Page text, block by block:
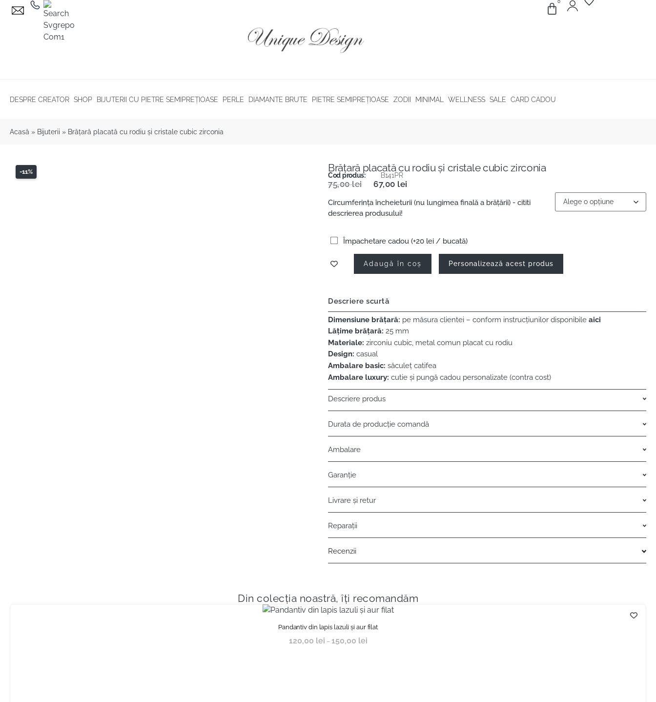
0
DESPRE CREATOR SHOP BIJUTERII CU PIETRE SEMIPREȚIOASE PERLE DIAMANTE BRUTE PIETRE SEMIPREȚIOASE ZODII MINIMAL WELLNESS SALE CARD CADOU
Acasă » Bijuterii » Brăţară placată cu rodiu și cristale cubic zirconia
-11% Brăţară placată cu rodiu și cristale cubic zirconia
Cod produs: B141PR
75,00lei 67,00 lei
Circumferinţa încheieturii (nu lungimea finală a brățării) - cititi
descrierea produsului!
Împachetare cadou (+20 lei / bucată)
Adaugă în coș Personalizează acest produs
Descriere scurtă
Dimensiune brățară: pe măsura clientei – conform instrucțiunilor disponibile aici
Lățime brățară: 25 mm
Materiale: zirconiu cubic, metal comun placat cu rodiu
Design: casual
Ambalare basic: săculeț catifea
Ambalare luxury: cutie și pungă cadou personalizate (contra cost)
Descriere produs
Durata de producție comandă
Ambalare
Garanție
Livrare și retur
Reparații
Recenzii
Din colecția noastră, îți recomandăm
Pandantiv din lapis lazuli și aur filat
120,00 lei – 150,00 lei